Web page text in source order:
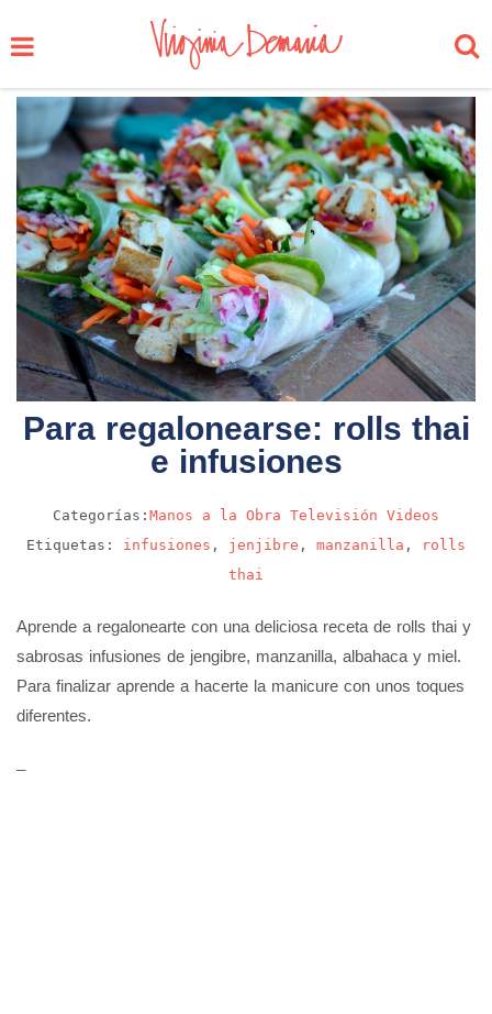
Para regalonearse: rolls thai
e infusiones
Categorías: Manos a la Obra Televisión Videos
Etiquetas: infusiones , jenjibre , manzanilla ,
rolls
thai
Aprende a regalonearte con una deliciosa receta de rolls thai y
sabrosas infusiones de jengibre, manzanilla, albahaca y miel.
Para finalizar aprende a hacerte la manicure con unos toques
diferentes.